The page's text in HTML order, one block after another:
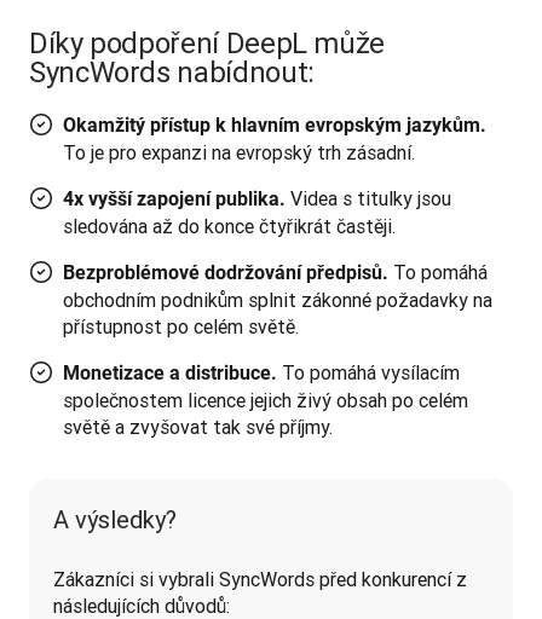
Díky podpoření DeepL může
SyncWords nabídnout:
Okamžitý přístup k hlavním evropským jazykům.
To je pro expanzi na evropský trh zásadní.
4x vyšší zapojení publika. Videa s titulky jsou
sledována až do konce čtyřikrát častěji.
Bezproblémové dodržování předpisů. To pomáhá
obchodním podnikům splnit zákonné požadavky na
přístupnost po celém světě.
Monetizace a distribuce. To pomáhá vysílacím
společnostem licence jejich živý obsah po celém
světě a zvyšovat tak své příjmy.
A výsledky?
Zákazníci si vybrali SyncWords před konkurencí z
následujících důvodů: